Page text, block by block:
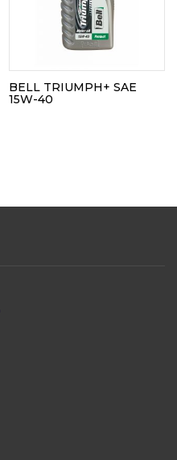
BELL TRIUMPH+ SAE
15W-40